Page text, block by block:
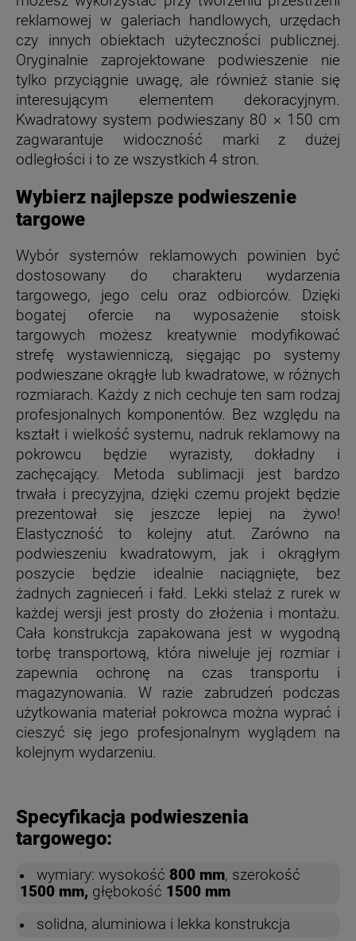
reklamowej w galeriach handlowych, urzędach
czy innych obiektach użyteczności publicznej.
Oryginalnie zaprojektowane podwieszenie nie
tylko przyciągnie uwagę, ale również stanie się
interesującym elementem dekoracyjnym.
Kwadratowy system podwieszany 80 × 150 cm
zagwarantuje widoczność marki z dużej
odległości i to ze wszystkich 4 stron.
Wybierz najlepsze podwieszenie
targowe
Wybór systemów reklamowych powinien być
dostosowany do charakteru wydarzenia
targowego, jego celu oraz odbiorców. Dzięki
bogatej ofercie na wyposażenie stoisk
targowych możesz kreatywnie modyfikować
strefę wystawienniczą, sięgając po systemy
podwieszane okrągłe lub kwadratowe, w różnych
rozmiarach. Każdy z nich cechuje ten sam rodzaj
profesjonalnych komponentów. Bez względu na
kształt i wielkość systemu, nadruk reklamowy na
pokrowcu będzie wyrazisty, dokładny i
zachęcający. Metoda sublimacji jest bardzo
trwała i precyzyjna, dzięki czemu projekt będzie
prezentował się jeszcze lepiej na żywo!
Elastyczność to kolejny atut. Zarówno na
podwieszeniu kwadratowym, jak i okrągłym
poszycie będzie idealnie naciągnięte, bez
żadnych zagnieceń i fałd. Lekki stelaż z rurek w
każdej wersji jest prosty do złożenia i montażu.
Cała konstrukcja zapakowana jest w wygodną
torbę transportową, która niweluje jej rozmiar i
zapewnia ochronę na czas transportu i
magazynowania. W razie zabrudzeń podczas
użytkowania materiał pokrowca można wyprać i
cieszyć się jego profesjonalnym wyglądem na
kolejnym wydarzeniu.
Specyfikacja podwieszenia
targowego:
wymiary: wysokość 800 mm, szerokość
1500 mm, głębokość 1500 mm
solidna, aluminiowa i lekka konstrukcja